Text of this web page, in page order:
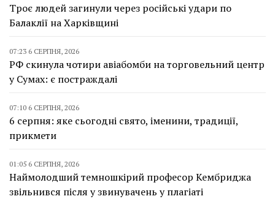
Троє людей загинули через російські удари по
Балаклії на Харківщині
07:23 6 СЕРПНЯ, 2026
РФ скинула чотири авіабомби на торговельний центр
у Сумах: є постраждалі
07:10 6 СЕРПНЯ, 2026
6 серпня: яке сьогодні свято, іменини, традиції,
прикмети
01:05 6 СЕРПНЯ, 2026
Наймолодший темношкірий професор Кембриджа
звільнився після у звинувачень у плагіаті